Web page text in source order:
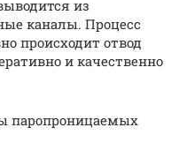
из
каналы. Процесс
происходит отвод
и качественно
паропроницаемых